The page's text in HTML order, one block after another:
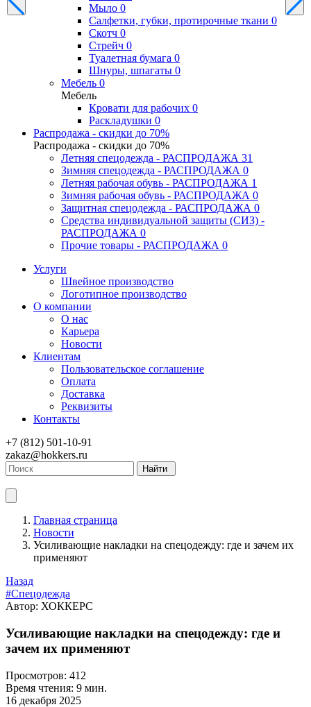
Мыло 0
Салфетки, губки, протирочные ткани 0
Скотч 0
Стрейч 0
Туалетная бумага 0
Шнуры, шпагаты 0
Мебель 0
Мебель
Кровати для рабочих 0
Раскладушки 0
Распродажа - скидки до 70%
Распродажа - скидки до 70%
Летняя спецодежда - РАСПРОДАЖА 31
Зимняя спецодежда - РАСПРОДАЖА 0
Летняя рабочая обувь - РАСПРОДАЖА 1
Зимняя рабочая обувь - РАСПРОДАЖА 0
Защитная спецодежда - РАСПРОДАЖА 0
Средства индивидуальной защиты (СИЗ) -
РАСПРОДАЖА 0
Прочие товары - РАСПРОДАЖА 0
Услуги
Швейное производство
Логотипное производство
О компании
О нас
Карьера
Новости
Клиентам
Пользовательское соглашение
Оплата
Доставка
Реквизиты
Контакты
+7 (812) 501-10-91
zakaz@hokkers.ru
Найти
Главная страница
Новости
Усиливающие накладки на спецодежду: где и зачем их
применяют
Назад
#Спецодежда
Автор: ХОККЕРС
Усиливающие накладки на спецодежду: где и
зачем их применяют
Просмотров: 412
Время чтения: 9 мин.
16 декабря 2025